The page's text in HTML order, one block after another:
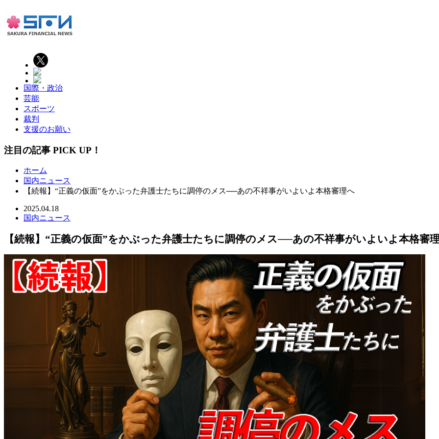
国際・政治
芸能
スポーツ
裁判
支援のお願い
注目の記事 PICK UP！
ホーム
国内ニュース
【続報】“正義の仮面”をかぶった弁護士たちに調停のメス──あの不祥事がいよいよ本格審理へ
2025.04.18
国内ニュース
【続報】“正義の仮面”をかぶった弁護士たちに調停のメス──あの不祥事がいよいよ本格審